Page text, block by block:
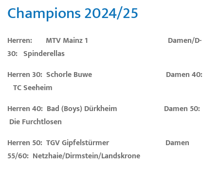
Champions 2024/25
Herren: MTV Mainz 1 Damen/D-
30: Spinderellas
Herren 30: Schorle Buwe Damen 40:
TC Seeheim
Herren 40: Bad (Boys) Dürkheim Damen 50:
Die Furchtlosen
Herren 50: TGV Gipfelstürmer Damen
55/60: Netzhaie/Dirmstein/Landskrone